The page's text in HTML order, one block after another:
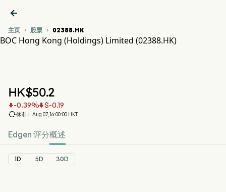

主页  股票  02388.HK
BOC Hong Kong (Holdings) Limited (02388.HK)
HK$50.2
-0.39% $-0.19
休市： Aug 07, 16:00:00 HKT
Edgen 评分概述
1D 5D 30D